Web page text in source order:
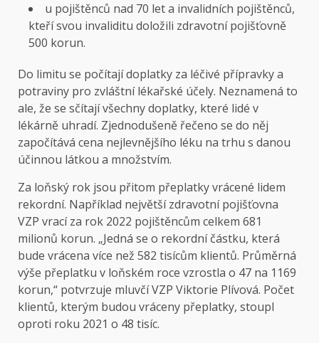
u pojištěnců nad 70 let a invalidních pojištěnců,
kteří svou invaliditu doložili zdravotní pojišťovně
500 korun.
Do limitu se počítají doplatky za léčivé přípravky a
potraviny pro zvláštní lékařské účely. Neznamená to
ale, že se sčítají všechny doplatky, které lidé v
lékárně uhradí. Zjednodušeně řečeno se do něj
započítává cena nejlevnějšího léku na trhu s danou
účinnou látkou a množstvím.
Za loňský rok jsou přitom přeplatky vrácené lidem
rekordní. Například největší zdravotní pojišťovna
VZP vrací za rok 2022 pojištěncům celkem 681
milionů korun. „Jedná se o rekordní částku, která
bude vrácena více než 582 tisícům klientů. Průměrná
výše přeplatku v loňském roce vzrostla o 47 na 1169
korun,“ potvrzuje mluvčí VZP Viktorie Plívová. Počet
klientů, kterým budou vráceny přeplatky, stoupl
oproti roku 2021 o 48 tisíc.